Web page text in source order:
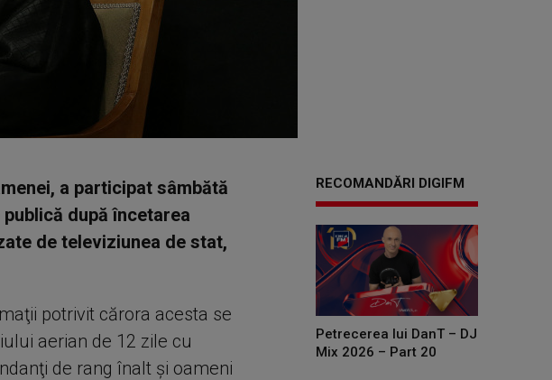
a participat sâmbătă
după încetarea
de televiziunea de stat,
potrivit cărora acesta se
aerian de 12 zile cu
de rang înalt şi oameni
RECOMANDĂRI DIGIFM
Petrecerea lui DanT – DJ
Mix 2026 – Part 20